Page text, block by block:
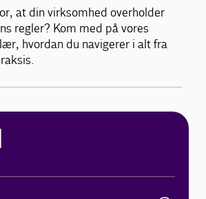
at din virksomhed overholder
regler? Kom med på vores
hvordan du navigerer i alt fra